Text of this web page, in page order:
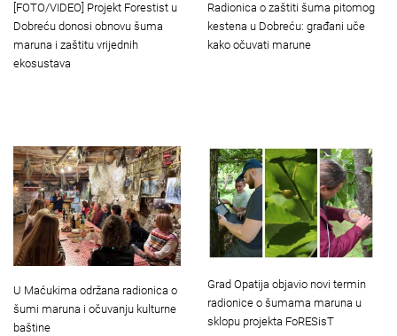
[FOTO/VIDEO] Projekt Forestist u
Dobreću donosi obnovu šuma
maruna i zaštitu vrijednih
ekosustava
Radionica o zaštiti šuma pitomog
kestena u Dobreću: građani uče
kako očuvati marune
U Maćukima održana radionica o
šumi maruna i očuvanju kulturne
baštine
Grad Opatija objavio novi termin
radionice o šumama maruna u
sklopu projekta FoRESisT